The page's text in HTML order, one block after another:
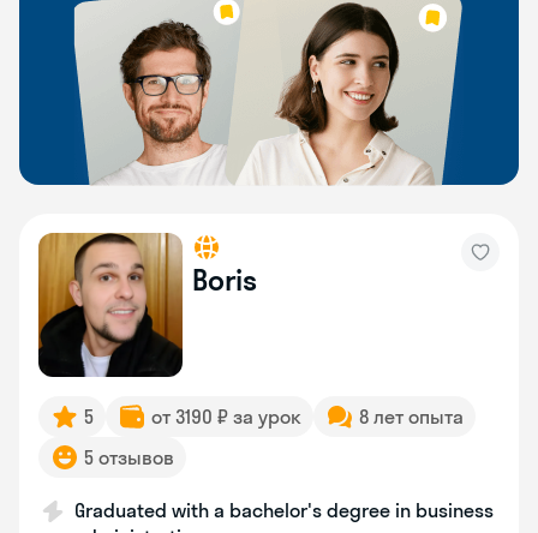
Boris
5 от 3190 ₽ за урок
8 лет опыта
5 отзывов
Graduated with a bachelor's degree in business